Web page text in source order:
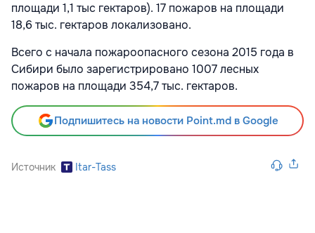
площади 1,1 тыс гектаров). 17 пожаров на площади
18,6 тыс. гектаров локализовано.
Всего с начала пожароопасного сезона 2015 года в
Сибири было зарегистрировано 1007 лесных
пожаров на площади 354,7 тыс. гектаров.
Подпишитесь на новости Point.md в Google
Источник Itar-Tass